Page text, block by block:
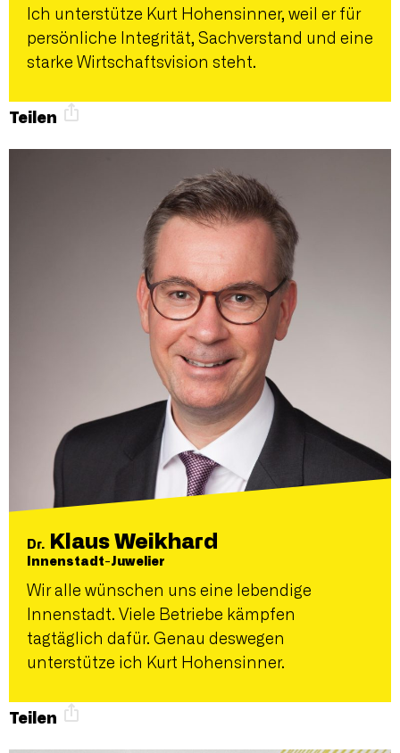
Ich unterstütze Kurt Hohensinner, weil er für
persönliche Integrität, Sachverstand und eine
starke Wirtschaftsvision steht.
Teilen
Dr. Klaus Weikhard
Innenstadt-Juwelier
Wir alle wünschen uns eine lebendige
Innenstadt. Viele Betriebe kämpfen
tagtäglich dafür. Genau deswegen
unterstütze ich Kurt Hohensinner.
Teilen